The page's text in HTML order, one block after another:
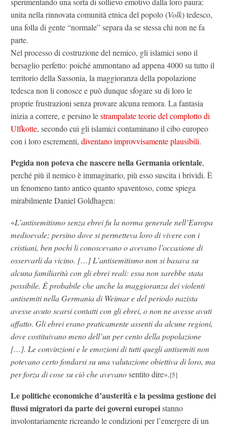
unita nella rinnovata comunità etnica del popolo (Volk) tedesco,
una folla di gente “normale” separa da se stessa chi non ne fa
parte.
Nel processo di costruzione del nemico, gli islamici sono il
bersaglio perfetto: poiché ammontano ad appena 4000 su tutto il
territorio della Sassonia, la maggioranza della popolazione
tedesca non li conosce e può dunque sfogare su di loro le
proprie frustrazioni senza provare alcuna remora. La fantasia
inizia a correre, e persino lestrampalate teorie del complotto di
Ulfkotte, secondo cui gli islamici contaminano il cibo europeo
con i loro escrementi, diventano improvvisamente plausibili.
Pegida non poteva che nascere nella Germania orientale,
perché più il nemico è immaginario, più esso suscita i brividi. È
un fenomeno tanto antico quanto spaventoso, come spiega
mirabilmente Daniel Goldhagen:
«L’antisemitismo senza ebrei fu la norma generale nell’Europa
medioevale; persino dove si permetteva loro di vivere con i
cristiani, ben pochi li conoscevano o avevano l’occasione di
osservarli da vicino. […] L’antisemitismo non si basava su
alcuna familiarità con gli ebrei reali: essa non sarebbe stata
possibile. È probabile che anche la maggioranza dei violenti
antisemiti nella Germania di Weimar e del periodo nazista
avesse avuto scarsi contatti con gli ebrei, o non ne avesse avuti
affatto. Gli ebrei erano praticamente assenti da alcune regioni,
dove costituivano meno dell’un per cento della popolazione
[…]. Le convinzioni e le emozioni di tutti quegli antisemiti non
potevano certo fondarsi su una valutazione obiettiva di loro, ma
per forza di cose su ciò che avevanosentito dire».[5]
Le politiche economiche d’austerità e la pessima gestione dei
flussi migratori da parte dei governi europeistanno
involontariamente ricreando le condizioni per l’emergere di un